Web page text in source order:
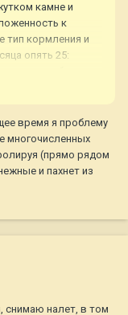
камне и
к
тип кормления и
опять 25:
сырую
а камень ушёл
остаются
и обдала
магазин
в регионе рядом
для собак".
время я проблему
многочисленных
(прямо рядом
и пахнет из
снимаю налет, в том